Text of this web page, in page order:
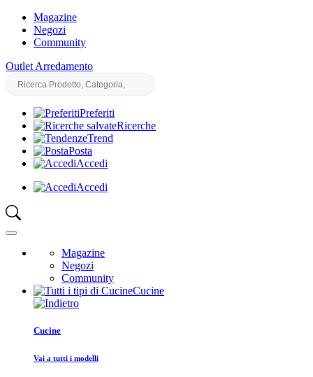
Magazine
Negozi
Community
Outlet Arredamento
Preferiti
Ricerche
Trend
Posta
Accedi
Accedi
Magazine
Negozi
Community
Cucine
Cucine
Vai a tutti i modelli